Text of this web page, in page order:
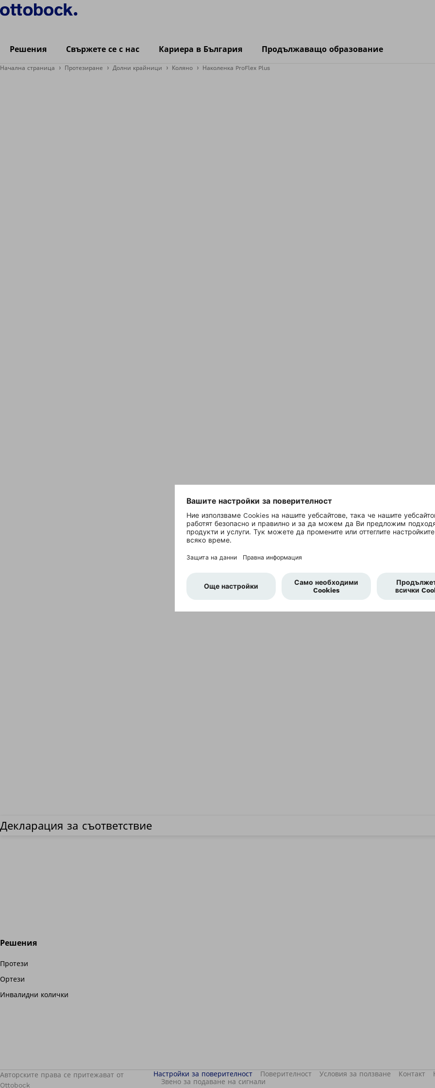
Решения Свържете се с нас Кариера в България Продължаващо образование
Начална страница Протезиране Долни крайници Коляно Наколенка ProFlex Plus
Декларация за съответствие
Решения
Протези
Ортези
Инвалидни колички
Авторските права се притежават от
Ottobock
Настройки за поверителност Поверителност Условия за ползване Контакт
Звено за подаване на сигнали